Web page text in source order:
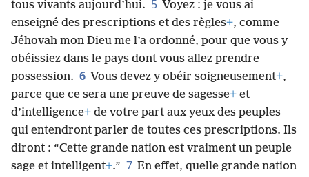
qui restez attachés à Jéhovah votre Dieu, vous êtes
tous vivants aujourd’hui. 5 Voyez : je vous ai
enseigné des prescriptions et des règles+, comme
Jéhovah mon Dieu me l’a ordonné, pour que vous y
obéissiez dans le pays dont vous allez prendre
possession. 6 Vous devez y obéir soigneusement
parce que ce sera une preuve de sagesse+ et
d’intelligence+de votre part aux yeux des peuples
qui entendront parler de toutes ces prescriptions. Ils
diront : “Cette grande nation est vraiment un peuple